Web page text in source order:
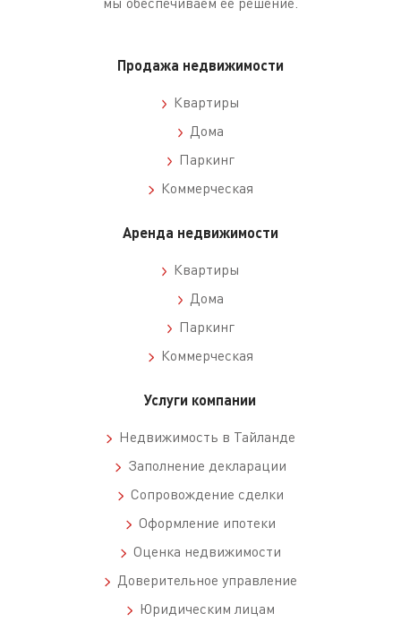
Продажа недвижимости
Квартиры
Дома
Паркинг
Коммерческая
Аренда недвижимости
Квартиры
Дома
Паркинг
Коммерческая
Услуги компании
Недвижимость в Тайланде
Заполнение декларации
Сопровождение сделки
Оформление ипотеки
Оценка недвижимости
Доверительное управление
Юридическим лицам